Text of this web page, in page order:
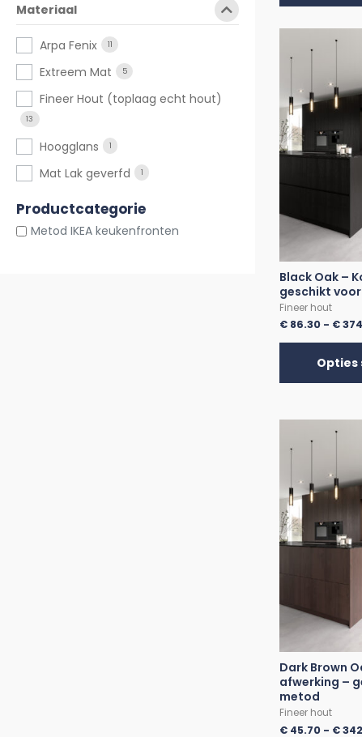
Materiaal
Arpa Fenix 11
Extreem Mat 5
Fineer Hout (toplaag echt hout)
13
Hoogglans 1
Mat Lak geverfd 1
Productcategorie
Metod IKEA keukenfronten
Black Oak –
geschikt voor
Fineer hout
€ 86.30 - €
Dark Brown
afwerking –
metod
Fineer hout
€ 45.70 - €